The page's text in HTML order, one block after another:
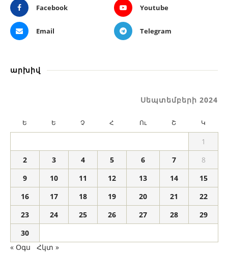
Facebook Youtube
Email Telegram
արխիվ
Սեպտեմբերի 2024
Ե Ե Չ Հ Ու Շ Կ
1
2
3 4 5 6 7
8
9
10 11 12 13 14
15
16
17 18 19 20 21
22
23
24 25 26 27 28
29
30
« Օգս
Հկտ »